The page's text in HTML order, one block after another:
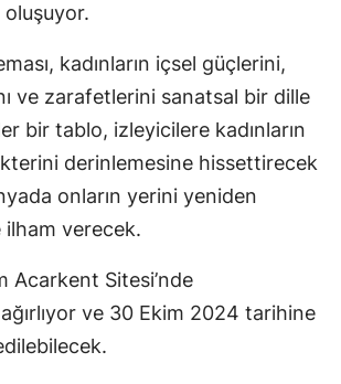
kadınların içsel güçlerini,
ve zarafetlerini sanatsal bir dille
bir tablo, izleyicilere kadınların
derinlemesine hissettirecek
onların yerini yeniden
ilham verecek.
Acarkent Sitesi’nde
ve 30 Ekim 2024 tarihine